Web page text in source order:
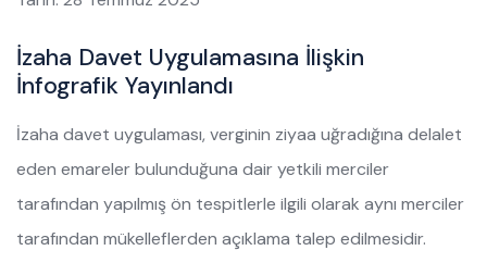
İzaha Davet Uygulamasına İlişkin
İnfografik Yayınlandı
İzaha davet uygulaması, verginin ziyaa uğradığına delalet
eden emareler bulunduğuna dair yetkili merciler
tarafından yapılmış ön tespitlerle ilgili olarak aynı merciler
tarafından mükelleflerden açıklama talep edilmesidir.